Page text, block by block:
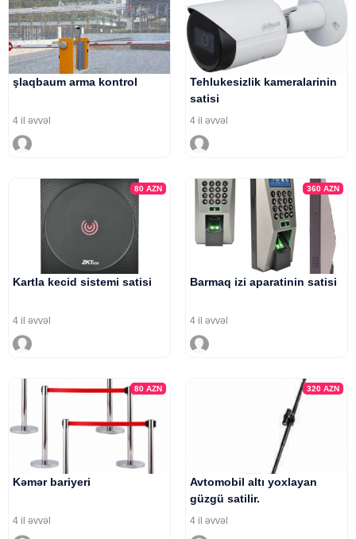
şlaqbaum arma kontrol
4 il əvvəl
Tehlukesizlik kameralarinin
satisi
4 il əvvəl
80AZN
Kartla kecid sistemi satisi
4 il əvvəl
360 AZN
Barmaq izi aparatinin satisi
4 il əvvəl
80AZN
Kəmər bariyeri
4 il əvvəl
320 AZN
Avtomobil altı yoxlayan
güzgü satilir.
4 il əvvəl